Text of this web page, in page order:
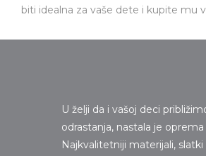
biti idealna za vaše dete i kupite mu
U želji da i vašoj deci
odrastanja, nastala je
Najkvalitetniji materijali,